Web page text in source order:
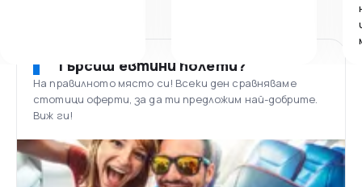
Търсиш евтини полети?
На правилното място си! Всеки ден сравняваме
стотици оферти, за да ти предложим най-добрите.
Виж ги!